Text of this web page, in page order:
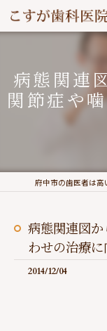
病態関連
関節症や
病態関連図
わせの治療
2014/12/04